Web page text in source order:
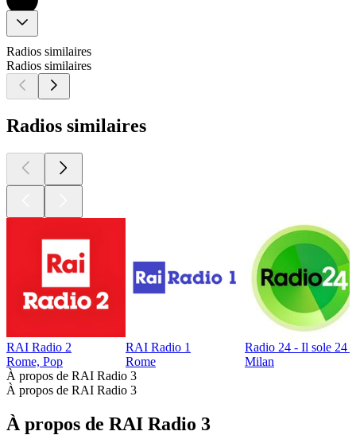
Radios similaires
Radios similaires
Radios similaires
RAI Radio 2
Rome, Pop
RAI Radio 1
Rome
Radio 24 - Il sole 24
Milan
À propos de RAI Radio 3
À propos de RAI Radio 3
À propos de RAI Radio 3